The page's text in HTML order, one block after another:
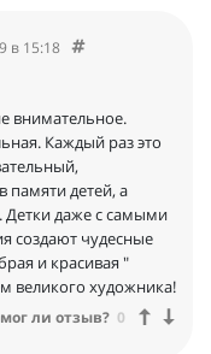
в 15:18
внимательное.
Каждый раз это
памяти детей, а
Детки даже с самыми
создают чудесные
и красивая "
великого художника!
ли отзыв? 0